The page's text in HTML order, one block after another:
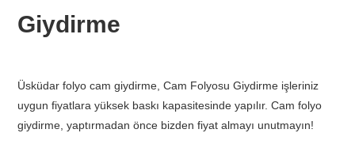
Giydirme
Üsküdar folyo cam giydirme, Cam Folyosu Giydirme işleriniz
uygun fiyatlara yüksek baskı kapasitesinde yapılır. Cam folyo
giydirme, yaptırmadan önce bizden fiyat almayı unutmayın!